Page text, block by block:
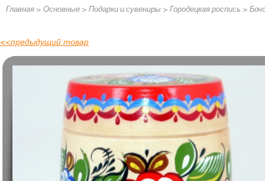
Главная > Основные > Подарки и сувениры > Городецкая роспись >
<<предыдущий товар